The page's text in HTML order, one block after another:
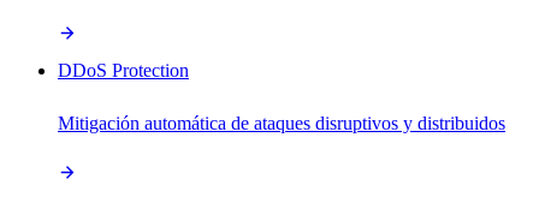
DDoS Protection
Mitigación automática de ataques disruptivos y distribuidos